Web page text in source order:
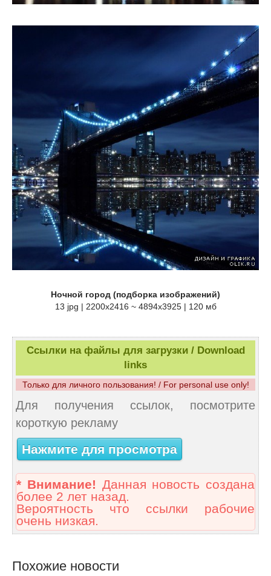
Ночной город (подборка изображений)
13 jpg | 2200x2416 ~ 4894x3925 | 120 мб
Ссылки на файлы для загрузки / Download
links
Только для личного пользования! / For personal use only!
Для получения ссылок, посмотрите
короткую рекламу
Нажмите для просмотра
* Внимание! Данная новость создана
более 2 лет назад.
Вероятность что ссылки рабочие
очень низкая.
Похожие новости